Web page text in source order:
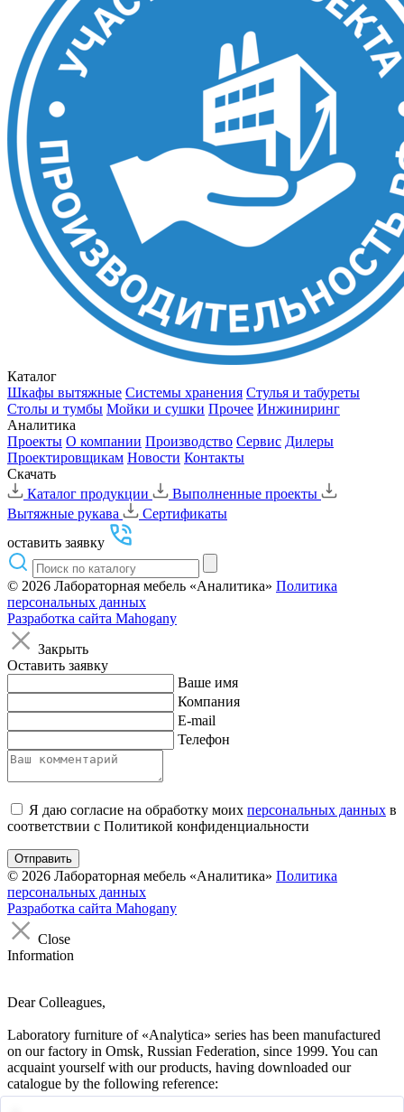
Каталог
Шкафы вытяжные Cистемы хранения Стулья и табуреты
Столы и тумбы Мойки и сушки Прочее Инжиниринг
Аналитика
Проекты О компании Производство Сервис Дилеры
Проектировщикам Новости Контакты
Скачать
Каталог продукции
Выполненные проекты
Вытяжные рукава
Сертификаты
оставить заявку
© 2026 Лабораторная мебель «Аналитика» Политика
персональных данных
Разработка сайта Mahogany
Закрыть
Оставить заявку
Ваше имя
Компания
E-mail
Телефон
Я даю согласие на обработку моих персональных данных в
соответствии с Политикой конфиденциальности
Отправить
© 2026 Лабораторная мебель «Аналитика» Политика
персональных данных
Разработка сайта Mahogany
Close
Information
Dear Colleagues,
Laboratory furniture of «Analytica» series has been manufactured
on our factory in Omsk, Russian Federation, since 1999. You can
acquaint yourself with our products, having downloaded our
catalogue by the following reference: